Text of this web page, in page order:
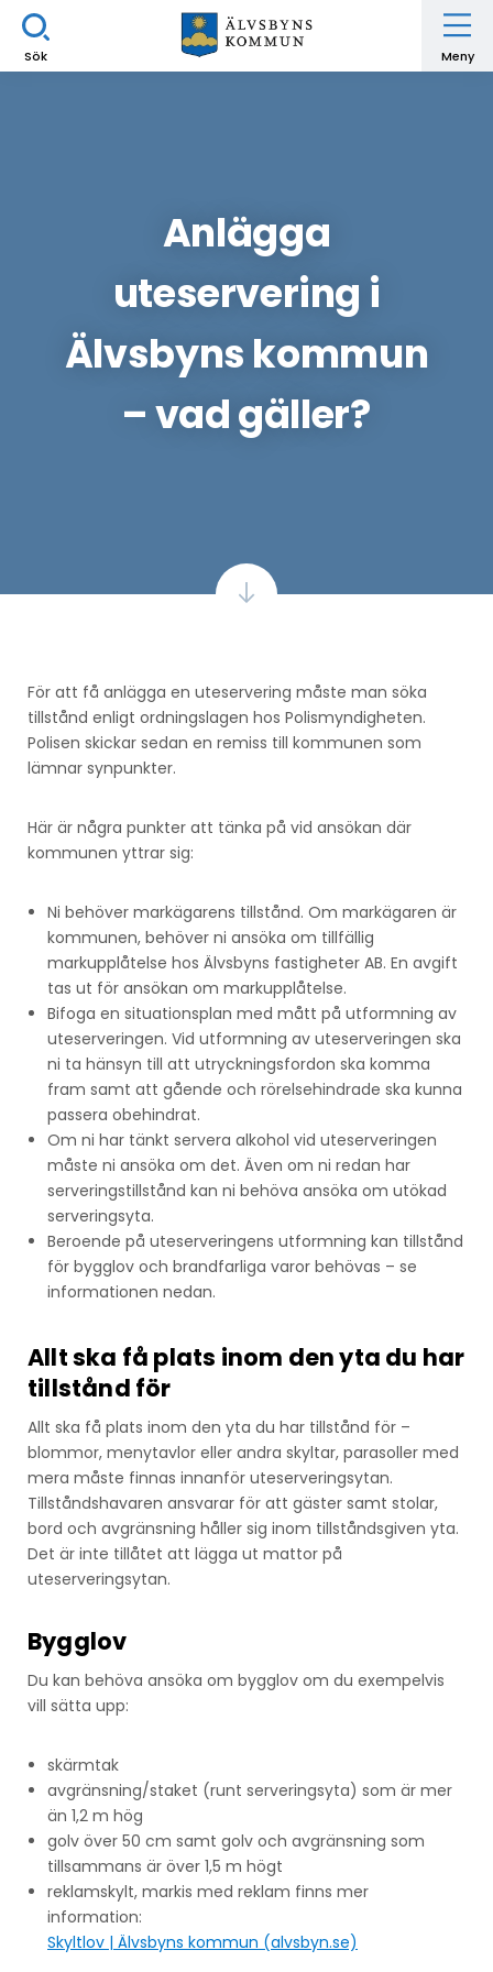
Sök Meny
Anlägga
uteservering i
Älvsbyns kommun
– vad gäller?
För att få anlägga en uteservering måste man söka
tillstånd enligt ordningslagen hos Polismyndigheten.
Polisen skickar sedan en remiss till kommunen som
lämnar synpunkter.
Här är några punkter att tänka på vid ansökan där
kommunen yttrar sig:
Ni behöver markägarens tillstånd. Om markägaren är
kommunen, behöver ni ansöka om tillfällig
markupplåtelse hos Älvsbyns fastigheter AB. En avgift
tas ut för ansökan om markupplåtelse.
Bifoga en situationsplan med mått på utformning av
uteserveringen. Vid utformning av uteserveringen ska
ni ta hänsyn till att utryckningsfordon ska komma
fram samt att gående och rörelsehindrade ska kunna
passera obehindrat.
Om ni har tänkt servera alkohol vid uteserveringen
måste ni ansöka om det. Även om ni redan har
serveringstillstånd kan ni behöva ansöka om utökad
serveringsyta.
Beroende på uteserveringens utformning kan tillstånd
för bygglov och brandfarliga varor behövas – se
informationen nedan.
Allt ska få plats inom den yta du har
tillstånd för
Allt ska få plats inom den yta du har tillstånd för –
blommor, menytavlor eller andra skyltar, parasoller med
mera måste finnas innanför uteserveringsytan.
Tillståndshavaren ansvarar för att gäster samt stolar,
bord och avgränsning håller sig inom tillståndsgiven yta.
Det är inte tillåtet att lägga ut mattor på
uteserveringsytan.
Bygglov
Du kan behöva ansöka om bygglov om du exempelvis
vill sätta upp:
skärmtak
avgränsning/staket (runt serveringsyta) som är mer
än 1,2 m hög
golv över 50 cm samt golv och avgränsning som
tillsammans är över 1,5 m högt
reklamskylt, markis med reklam finns mer
information:
Skyltlov | Älvsbyns kommun (alvsbyn.se)